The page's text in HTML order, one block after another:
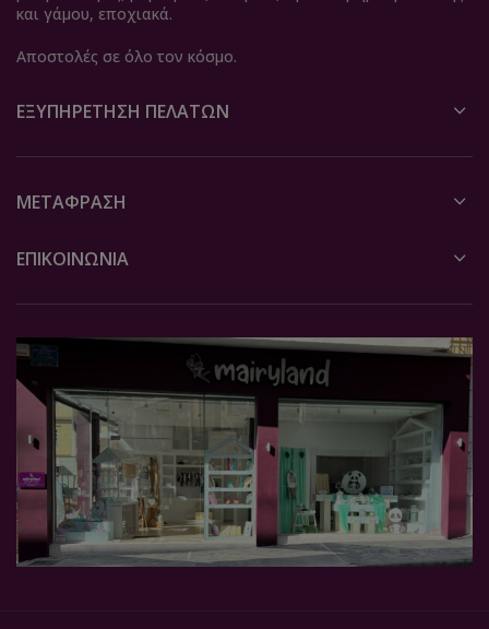
και γάμου, εποχιακά.
Αποστολές σε όλο τον κόσμο.
ΕΞΥΠΗΡΈΤΗΣΗ ΠΕΛΑΤΏΝ
ΜΕΤΆΦΡΑΣΗ
ΕΠΙΚΟΙΝΩΝΙΑ